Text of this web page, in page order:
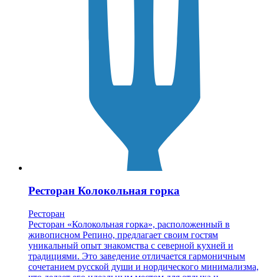
Ресторан Колокольная горка
Ресторан
Ресторан «Колокольная горка», расположенный в
живописном Репино, предлагает своим гостям
уникальный опыт знакомства с северной кухней и
традициями. Это заведение отличается гармоничным
сочетанием русской души и нордического минимализма,